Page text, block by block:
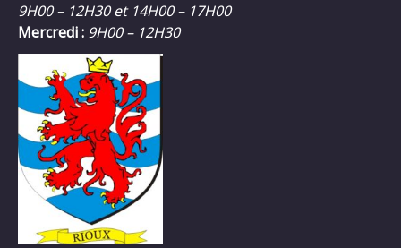
9H00 – 12H30 et 14H00 – 17H00
Mercredi : 9H00 – 12H30